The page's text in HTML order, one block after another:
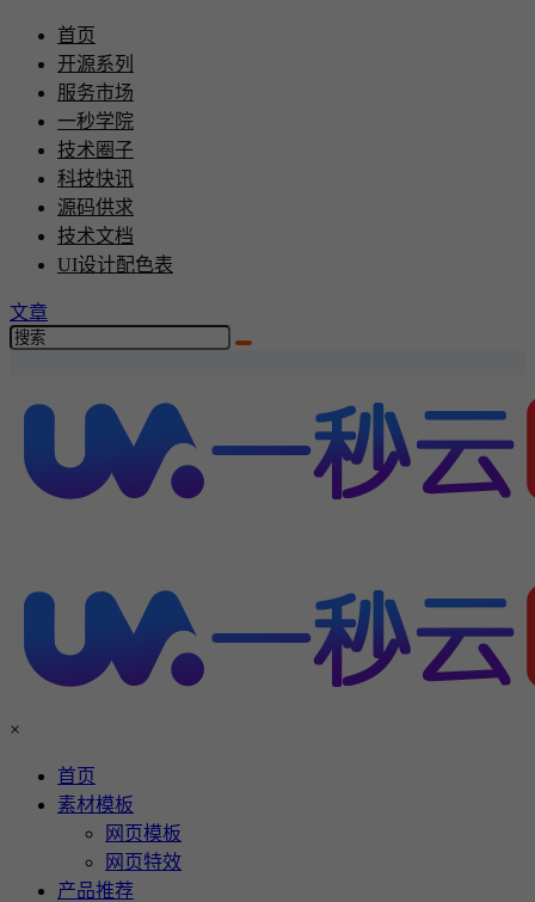
首页
开源系列
服务市场
一秒学院
技术圈子
科技快讯
源码供求
技术文档
UI设计配色表
文章
×
首页
素材模板
网页模板
网页特效
产品推荐